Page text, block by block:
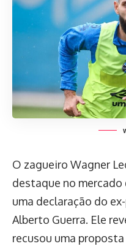
O zagueiro Wagner
destaque no
uma declaração do
Alberto Guerra. Ele
recusou uma